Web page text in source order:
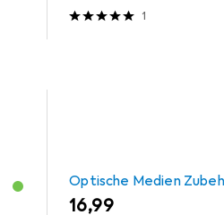
1
Optische Medien
EUR
16,99